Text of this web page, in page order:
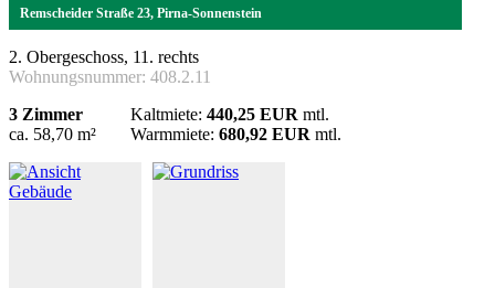
Remscheider Straße 23, Pirna-Sonnenstein
2. Obergeschoss, 11. rechts
Wohnungsnummer: 408.2.11
3 Zimmer
ca. 58,70 m²
Kaltmiete: 440,25 EUR mtl.
Warmmiete: 680,92 EUR mtl.